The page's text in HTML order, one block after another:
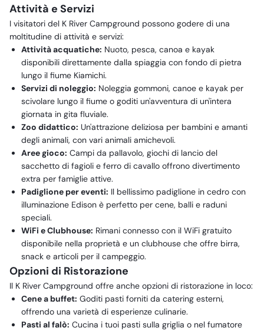
Attività e Servizi
I visitatori del K River Campground possono godere di una
moltitudine di attività e servizi:
Attività acquatiche: Nuoto, pesca, canoa e kayak
disponibili direttamente dalla spiaggia con fondo di pietra
lungo il fiume Kiamichi.
Servizi di noleggio: Noleggia gommoni, canoe e kayak per
scivolare lungo il fiume o goditi un'avventura di un'intera
giornata in gita fluviale.
Zoo didattico: Un'attrazione deliziosa per bambini e amanti
degli animali, con vari animali amichevoli.
Aree gioco: Campi da pallavolo, giochi di lancio del
sacchetto di fagioli e ferro di cavallo offrono divertimento
extra per famiglie attive.
Padiglione per eventi: Il bellissimo padiglione in cedro con
illuminazione Edison è perfetto per cene, balli e raduni
speciali.
WiFi e Clubhouse: Rimani connesso con il WiFi gratuito
disponibile nella proprietà e un clubhouse che offre birra,
snack e articoli per il campeggio.
Opzioni di Ristorazione
Il K River Campground offre anche opzioni di ristorazione in loco:
Cene a buffet: Goditi pasti forniti da catering esterni,
offrendo una varietà di esperienze culinarie.
Pasti al falò: Cucina i tuoi pasti sulla griglia o nel fumatore